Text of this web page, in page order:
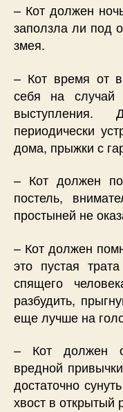
– Кот должен
заползла ли под
змея.
– Кот время от
себя на случай
периодически
дома, прыжки с
– Кот должен
постель,
простыней не
– Кот должен
это пустая
спящего
разбудить,
еще лучше на
– Кот должен
вредной
достаточно
хвост в открытый